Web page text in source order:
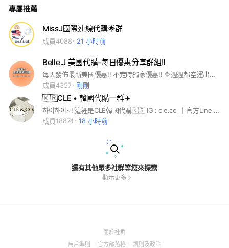
專屬推薦
MissJ國際連線代購🌟群
成員4088 21 小時前
Belle.J 美國代購-每日優惠分享群組!!
每天發佈最新美國優惠!! 不定時獨家優惠!! 🔷週週都空運出貨回台！免關稅！🔷 🔺合法營業登記！ 🔺開立發票可打統編！ 一、詢價方式： ➡️LINE:@bellejusa (要包含@) 二、代買注意事項 ➡️http://bit.ly/2GDnGrQ 提供想代買的商品網址給我們， 收到後立即回覆報價給您，謝謝
成員4357
剛剛
🇰🇷CLE • 韓國代購一群✈️
하이하이~! 這裡是CLÉ韓國代購🇰🇷 IG : cle.co_｜官方Line : @239kcqrd • 退出後就無法再次加入 • 1-4群都是一樣的 都可以加入 🪽合法營業登記 皆有開立電子發票 🫧 歡迎加入成為社員♡ 我們都是親飛韓國/韓國長駐小幫手代購 最新連線消息會在這邊公告🪧 折扣價是群內社員限定 .ᐟ‪ 退出即無法享折扣價 🤍🤍🤍 #韓國代購 #韓國品牌 #MatinKim #Marithe #aeae #Mardi #fennec #ason #chanel #LeLabo #findkapoor #ept #lee #covernat #emis #standoil #mlb #openyy #oliveyoung #adidas #noirnine #gentlemonster #tamburins #loe #hieta #depound #UrbanSophistication #aespa #cortis #blackpink #GD
成員18874
18 小時前
還有其他眾多社群等您來探索
顯示更多
關於社群(Open
用戶準則 (Open
官方部落格 (Open
規則及政策(Open